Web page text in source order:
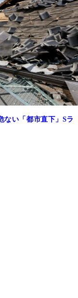
ない「都市直下」Sラ